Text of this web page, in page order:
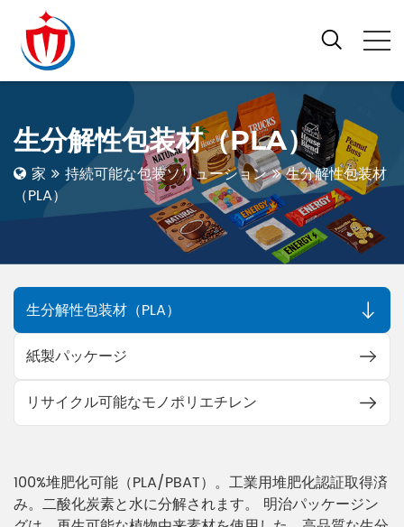
生分解性包装材（PLA）
家 持続可能な包装ソリューション
生分解性包装材
（PLA）
生分解性包装材（PLA）
紙製パッケージ
リサイクル可能なモノポリエチレン
100%堆肥化可能（PLA/PBAT）。工業用堆肥化認証取得済
み。二酸化炭素と水に分解されます。 明治パッケージン